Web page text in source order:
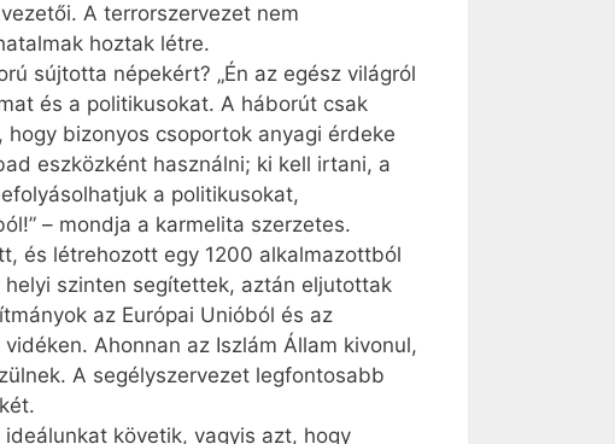
A terrorszervezet nem
hoztak létre.
sújtotta népekért? „Én az egész világról
és a politikusokat. A háborút csak
bizonyos csoportok anyagi érdeke
eszközként használni; ki kell irtani, a
a politikusokat,
– mondja a karmelita szerzetes.
és létrehozott egy 1200 alkalmazottból
szinten segítettek, aztán eljutottak
az Európai Unióból és az
Ahonnan az Iszlám Állam kivonul,
A segélyszervezet legfontosabb
követik, vagyis azt, hogy